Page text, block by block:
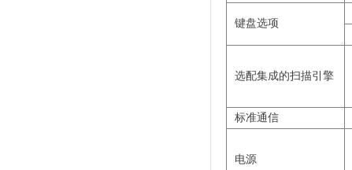
键盘选项
选配集成的扫描引擎
标准通信
电源